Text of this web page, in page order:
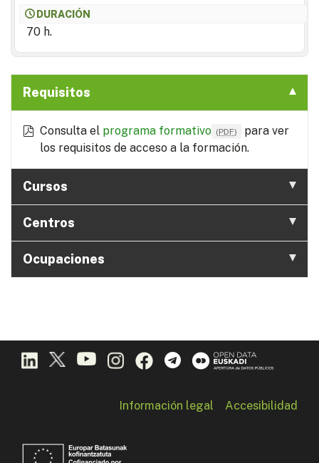
DURACIÓN
70 h.
Requisitos
Consulta el programa formativo (PDF)
para ver
los requisitos de acceso a la formación.
Cursos
Centros
Ocupaciones
Información legal Accesibilidad